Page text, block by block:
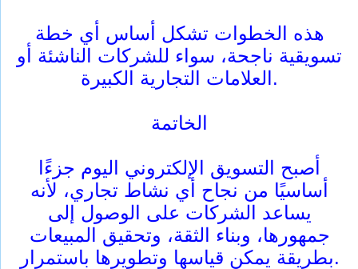
هذه الخطوات تشكل أساس أي خطة
تسويقية ناجحة، سواء للشركات الناشئة أو
العلامات التجارية الكبيرة.
الخاتمة
أصبح التسويق الإلكتروني اليوم جزءًا
أساسيًا من نجاح أي نشاط تجاري، لأنه
يساعد الشركات على الوصول إلى
جمهورها، وبناء الثقة، وتحقيق المبيعات
بطريقة يمكن قياسها وتطويرها باستمرار.